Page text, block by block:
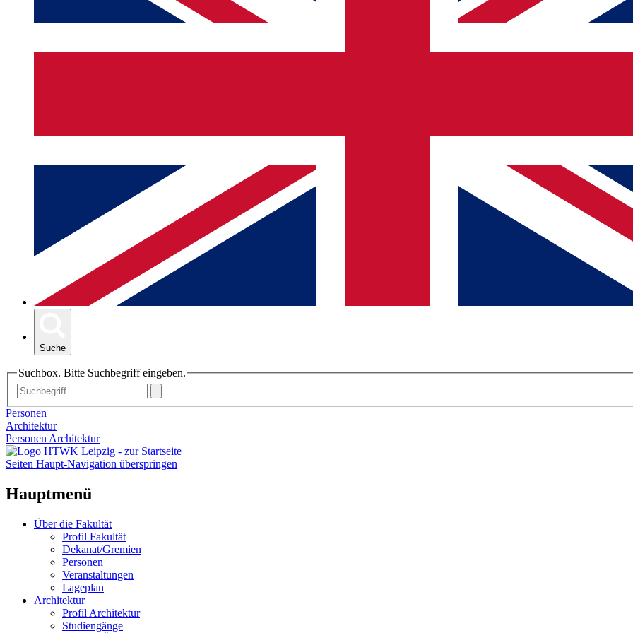
Suche
Suchbox. Bitte Suchbegriff eingeben.
Personen
Architektur
Personen Architektur
Seiten Haupt-Navigation überspringen
Hauptmenü
Über die Fakultät
Profil Fakultät
Dekanat/Gremien
Personen
Veranstaltungen
Lageplan
Architektur
Profil Architektur
Studiengänge